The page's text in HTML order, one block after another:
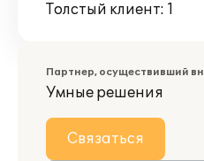
Толстый клиент: 1
Партнер, осуществивший
Умные решения
Связаться